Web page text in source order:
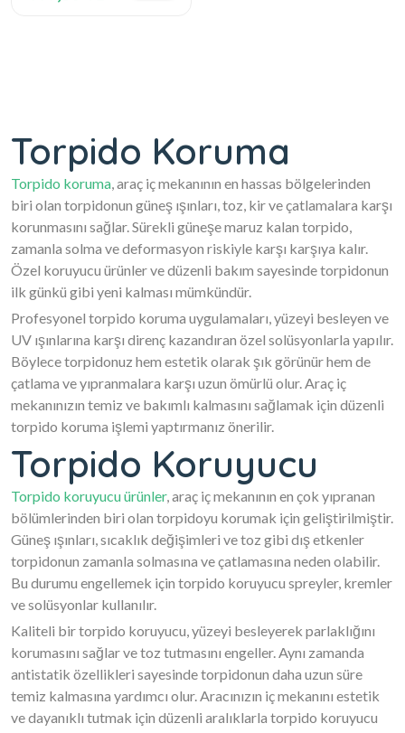
Torpido Koruma
Torpido koruma, araç iç mekanının en hassas bölgelerinden
biri olan torpidonun güneş ışınları, toz, kir ve çatlamalara karşı
korunmasını sağlar. Sürekli güneşe maruz kalan torpido,
zamanla solma ve deformasyon riskiyle karşı karşıya kalır.
Özel koruyucu ürünler ve düzenli bakım sayesinde torpidonun
ilk günkü gibi yeni kalması mümkündür.
Profesyonel torpido koruma uygulamaları, yüzeyi besleyen ve
UV ışınlarına karşı direnç kazandıran özel solüsyonlarla yapılır.
Böylece torpidonuz hem estetik olarak şık görünür hem de
çatlama ve yıpranmalara karşı uzun ömürlü olur. Araç iç
mekanınızın temiz ve bakımlı kalmasını sağlamak için düzenli
torpido koruma işlemi yaptırmanız önerilir.
Torpido Koruyucu
Torpido koruyucu ürünler, araç iç mekanının en çok yıpranan
bölümlerinden biri olan torpidoyu korumak için geliştirilmiştir.
Güneş ışınları, sıcaklık değişimleri ve toz gibi dış etkenler
torpidonun zamanla solmasına ve çatlamasına neden olabilir.
Bu durumu engellemek için torpido koruyucu spreyler, kremler
ve solüsyonlar kullanılır.
Kaliteli bir torpido koruyucu, yüzeyi besleyerek parlaklığını
korumasını sağlar ve toz tutmasını engeller. Aynı zamanda
antistatik özellikleri sayesinde torpidonun daha uzun süre
temiz kalmasına yardımcı olur. Aracınızın iç mekanını estetik
ve dayanıklı tutmak için düzenli aralıklarla torpido koruyucu